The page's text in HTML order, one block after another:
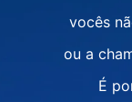
vocês
ou a
É